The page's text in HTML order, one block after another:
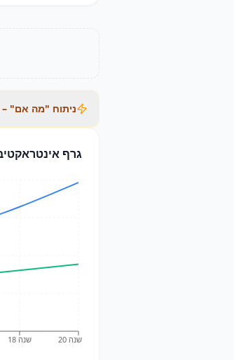
ניתוח "מה אם"
גרף
שנה 18 שנה 20